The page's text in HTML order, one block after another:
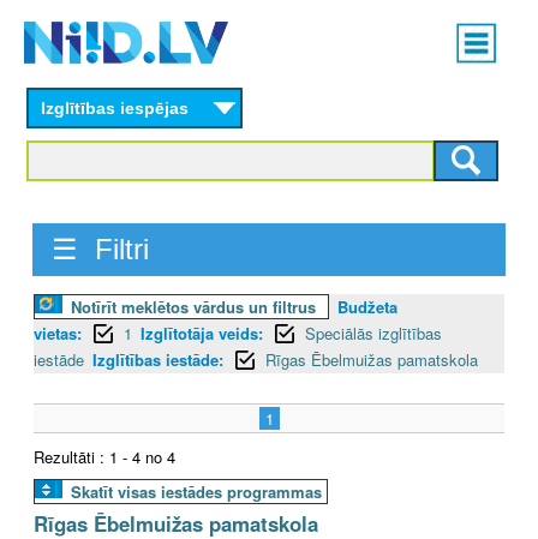
content
Main
menu
Izglītības iespējas
☰ Filtri
Notīrīt meklētos vārdus un filtrus
Budžeta
vietas:
1 Izglītotāja veids:
Speciālās izglītības
iestāde Izglītības iestāde: Rīgas Ēbelmuižas pamatskola
1
Rezultāti : 1 - 4 no 4
Skatīt visas iestādes programmas
Rīgas Ēbelmuižas pamatskola